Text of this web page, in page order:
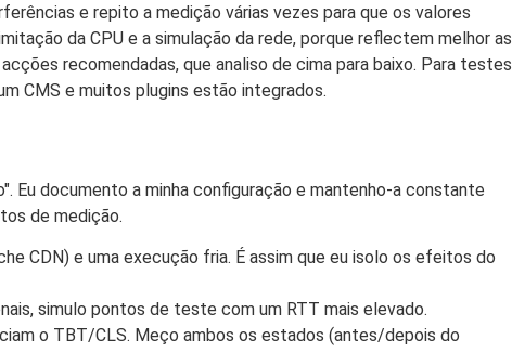
e repito a medição várias vezes para que os valores
da CPU e a simulação da rede, porque reflectem melhor as
recomendadas, que analiso de cima para baixo. Para testes
CMS e muitos plugins estão integrados.
Eu documento a minha configuração e mantenho-a constante
de medição.
CDN) e uma execução fria. É assim que eu isolo os efeitos do
simulo pontos de teste com um RTT mais elevado.
o TBT/CLS. Meço ambos os estados (antes/depois do